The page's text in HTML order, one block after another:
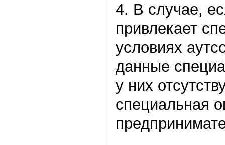
4. В случае,
привлекает
условиях
данные
у них
специальная